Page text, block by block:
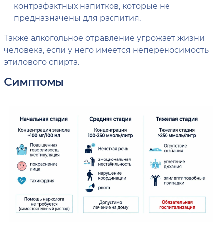
контрафактных напитков, которые не
предназначены для распития.
Также алкогольное отравление угрожает жизни
человека, если у него имеется непереносимость
этилового спирта.
Симптомы